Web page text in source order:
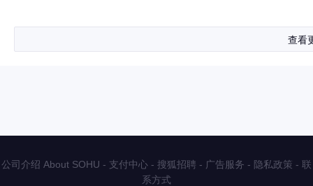
查看
公司介绍 About SOHU - 支付中心 - 搜狐招聘 - 广告服务 - 隐私政策 - 联
系方式